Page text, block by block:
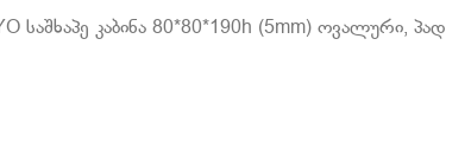
საშხაპე კაბინა 80*80*190h (5mm) ოვალური, პად